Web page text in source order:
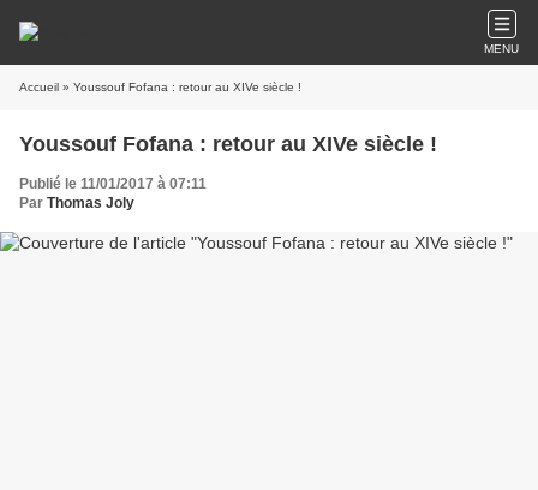
MENU
Accueil » Youssouf Fofana : retour au XIVe siècle !
Youssouf Fofana : retour au XIVe siècle !
Publié le 11/01/2017 à 07:11
Par Thomas Joly